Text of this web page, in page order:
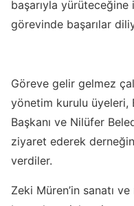
başarıyla yürüteceğine
görevinde başarılar
Göreve gelir gelmez
yönetim kurulu üyeleri,
Başkanı ve Nilüfer
ziyaret ederek
verdiler.
Zeki Müren’in sanatı